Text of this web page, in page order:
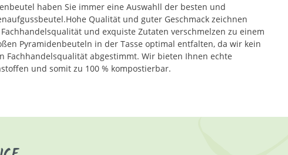
haben Sie immer eine Auswahll der besten und
Qualität und guter Geschmack zeichnen
und exquiste Zutaten verschmelzen zu einem
Pyramidenbeuteln in der Tasse optimal entfalten, da wir kein
Fachhandelsqualität abgestimmt. Wir bieten Ihnen echte
und somit zu 100 % kompostierbar.